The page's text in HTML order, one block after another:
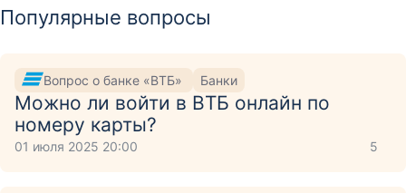
Популярные вопросы
Вопрос о банке «ВТБ» Банки
Можно ли войти в ВТБ онлайн по
номеру карты?
01 июля 2025 20:00 5